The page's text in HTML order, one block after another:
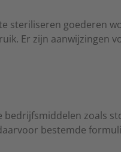
steriliseren goederen
Er zijn aanwijzingen
bedrijfsmiddelen zoals
bestemde